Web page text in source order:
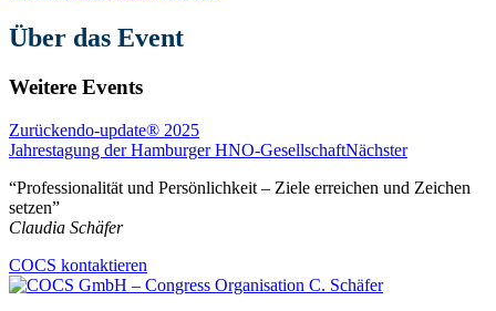
Über das Event
Weitere Events
Zurückendo-update® 2025
Jahrestagung der Hamburger HNO-GesellschaftNächster
“Professionalität und Persönlichkeit – Ziele erreichen und Zeichen
setzen”
Claudia Schäfer
COCS kontaktieren